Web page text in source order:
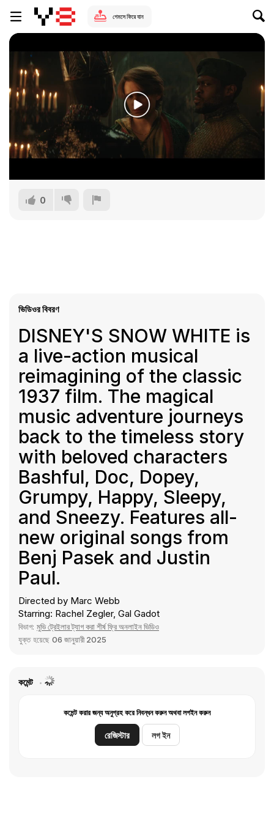
গেমসে ফিরে যান
0
ভিডিওর বিবরণ
DISNEY'S SNOW WHITE is
a live-action musical
reimagining of the classic
1937 film. The magical
music adventure journeys
back to the timeless story
with beloved characters
Bashful, Doc, Dopey,
Grumpy, Happy, Sleepy,
and Sneezy. Features all-
new original songs from
Benj Pasek and Justin
Paul.
Directed by Marc Webb
Starring: Rachel Zegler, Gal Gadot
বিভাগ: মুভি ট্রেইলার ট্যাগ করা শীর্ষ ফ্রি অনলাইন ভিডিও
যুক্ত হয়েছে 06 জানুয়ারী 2025
কমেন্ট
কমেন্ট করার জন্য অনুগ্রহ করে নিবন্ধন করুন অথবা লগইন করুন
রেজিস্টার লগ ইন